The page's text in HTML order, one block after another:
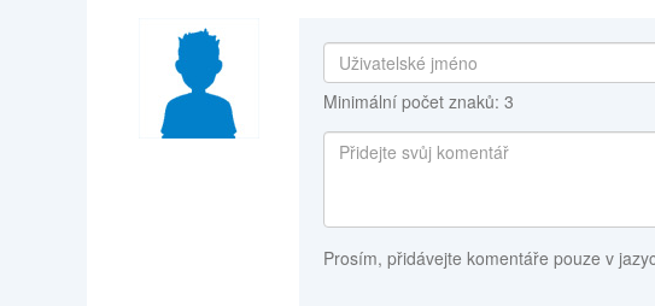
Minimální počet znaků: 3
Prosím, přidávejte komentáře pouze v